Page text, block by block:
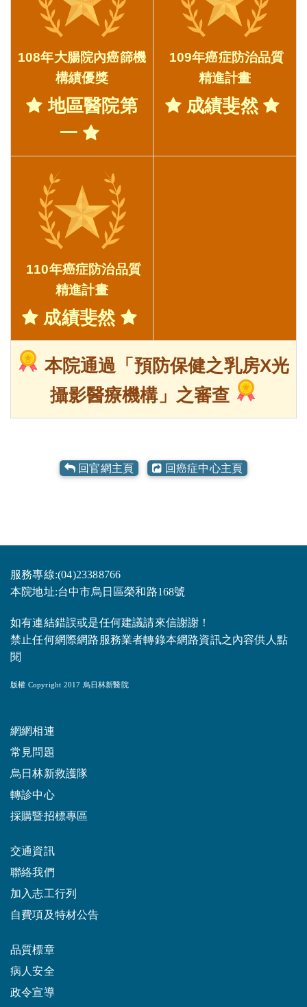
108年大腸院內癌篩機
構績優獎
地區醫院第
一
109年癌症防治品質
精進計畫
成績斐然
110年癌症防治品質
精進計畫
成績斐然
本院通過「預防保健之乳房X光
攝影醫療機構」之審查
回官網主頁 回癌症中心主頁
服務專線:(04)23388766
本院地址:台中市烏日區榮和路168號
如有連結錯誤或是任何建議請來信謝謝！
禁止任何網際網路服務業者轉錄本網路資訊之內容供人點
閱
版權 Copyright 2017 烏日林新醫院
網網相連
常見問題
烏日林新救護隊
轉診中心
採購暨招標專區
交通資訊
聯絡我們
加入志工行列
自費項及特材公告
品質標章
病人安全
政令宣導